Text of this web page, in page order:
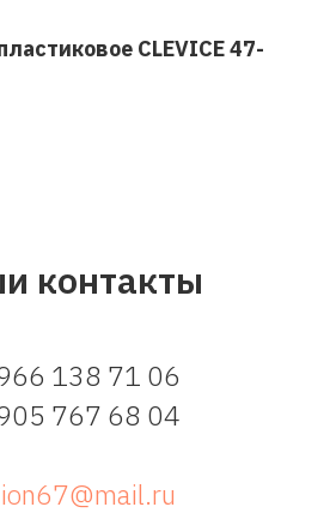
CLEVICE 47-
контакты
138 71 06
767 68 04